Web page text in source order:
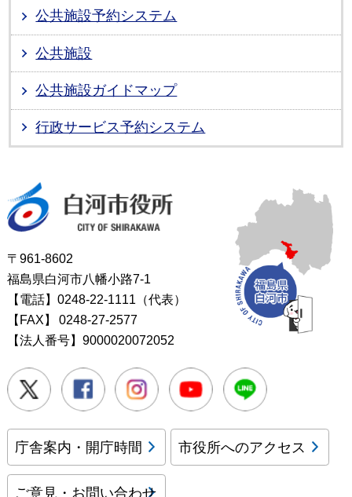
公共施設予約システム
公共施設
公共施設ガイドマップ
行政サービス予約システム
〒961-8602
福島県白河市八幡小路7-1
【電話】0248-22-1111（代表）
【FAX】
0248-27-2577
【法人番号】9000020072052
Twitter FacebookInstagramYoutube
庁舎案内・開庁時間 市役所へのアクセス
ご意見・お問い合わせ